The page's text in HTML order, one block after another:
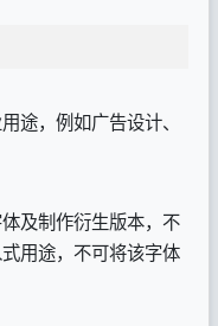
途，例如广告设计、
及制作衍生版本，不
用途，不可将该字体